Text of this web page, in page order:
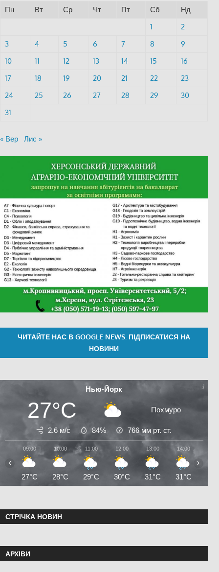
Пн
Вт Ср Чт Пт Сб
Нд
1
2
3
4 5 6 7 8
9
10
11 12 13 14 15
16
17
18 19 20 21 22
23
24
25 26 27 28 29
30
31
« Вер Лис »
ЧИТАЙТЕ НАС В GOOGLE NEWS. ПІДПИСАТИСЯ НА
НОВИНИ
Нью-Йорк
27°C Похмуро
2.6 м/с 84% 766 мм рт. ст.
09:00
27°C
10:00
28°C
11:00
29°C
12:00
30°C
13:00
31°C
14:00
31°C
‹ ›
СТРІЧКА НОВИН
АРХІВИ